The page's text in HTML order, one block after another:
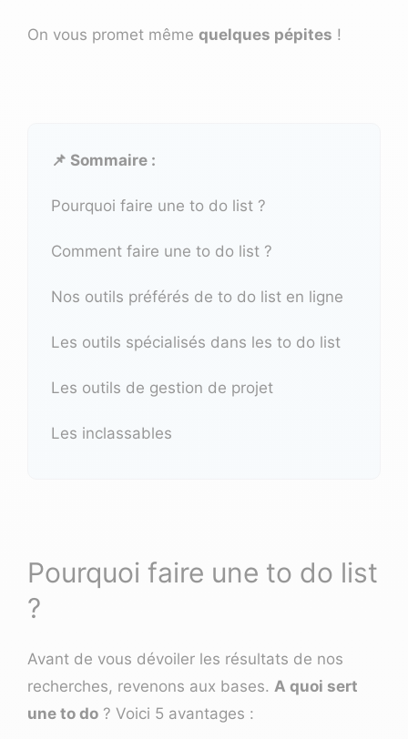
On vous promet même quelques pépites !
📌 Sommaire :
Pourquoi faire une to do list ?
Comment faire une to do list ?
Nos outils préférés de to do list en ligne
Les outils spécialisés dans les to do list
Les outils de gestion de projet
Les inclassables
Pourquoi faire une to do list
?
Avant de vous dévoiler les résultats de nos
recherches, revenons aux bases. A quoi sert
une to do ? Voici 5 avantages :